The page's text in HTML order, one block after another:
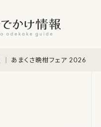
あまくさ晩柑フェア 2026